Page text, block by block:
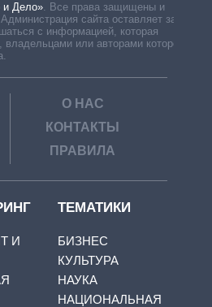
и Дело». Все права защищены и
сайта оставляет за
с информацией, которая
владельцами или авторами которой
О НАС
КОНТАКТЫ
ПРАВИЛА
И
ТЕМАТИКИ
БИЗНЕС
КУЛЬТУРА
НАУКА
НАЦИОНАЛЬНАЯ